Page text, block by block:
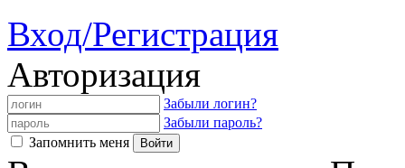
Вход/Регистрация
Авторизация
Забыли логин?
Забыли пароль?
Запомнить меня